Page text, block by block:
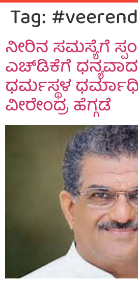
Tag:
ನೀರಿನ ಸಮಸ್ಯೆಗೆ
ಎಚ್‍ಡಿಕೆಗೆ
ಧರ್ಮಸ್ಥಳ
ವೀರೇಂದ್ರ ಹೆಗ್ಗಡೆ